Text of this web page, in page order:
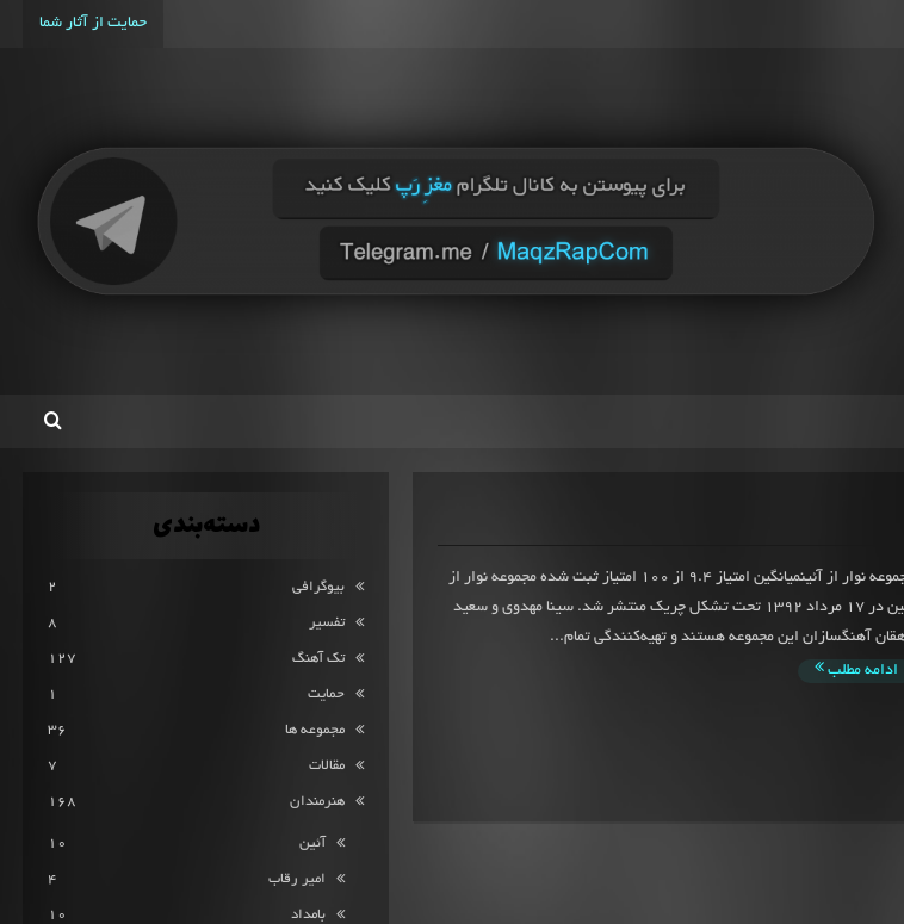
حمایت از آثار شما
مجموعه نوار از آئینمیانگین امتیاز 9.4 از 100 امتیاز ثبت شده مجموعه نوار از
آئین در 17 مرداد 1392 تحت تشکل چریک منتشر شد. سینا مهدوی و سعید
آهنگسازان این مجموعه هستند و تهیه‌کنندگی تمام...
ادامه مطلب
دسته‌بندی
بیوگرافی 2
تفسیر 8
تک آهنگ 127
حمایت 1
مجموعه ها 36
مقالات 7
هنرمندان 168
آئین 10
امیر رقاب 4
بامداد 10